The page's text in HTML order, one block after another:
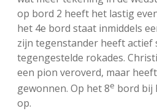
op bord 2 heeft het lastig
het 4e bord staat inmiddels
zijn tegenstander heeft actief
tegengestelde rokades.
een pion veroverd, maar
gewonnen. Op het 8e bord bij
op.